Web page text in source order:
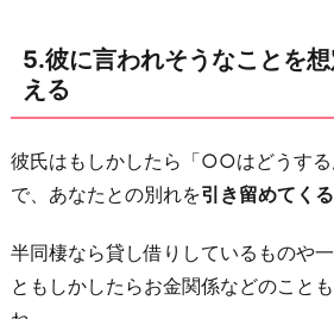
5.彼に言われそうなことを
える
彼氏はもしかしたら「○○はどうす
で、あなたとの別れを引き留めてくる
半同棲なら貸し借りしているものや
ともしかしたらお金関係などのこと